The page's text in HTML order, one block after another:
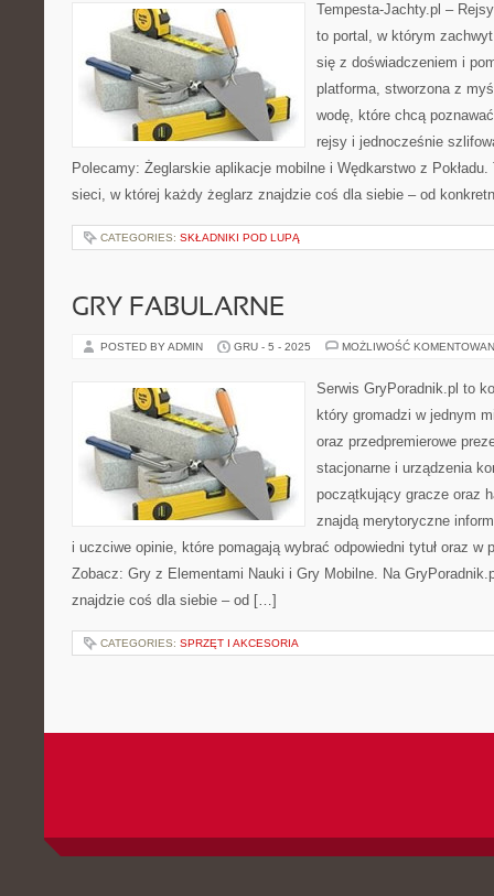
Tempesta-Jachty.pl –
to portal, w którym
się z doświadczeniem i
platforma, stworzona z
wodę, które chcą
rejsy i jednocześnie
Polecamy: Żeglarskie aplikacje mobilne i Wędkarstwo z
sieci, w której każdy żeglarz znajdzie coś dla siebie – od
CATEGORIES: SKŁADNIKI POD LUPĄ
GRY FABULARNE
POSTED BY ADMIN GRU - 5 - 2025 MOŻLIWOŚĆ
Serwis GryPoradnik.pl to
który gromadzi w jednym
oraz przedpremierowe
stacjonarne i urządzenia
początkujący gracze oraz
znajdą merytoryczne
i uczciwe opinie, które pomagają wybrać odpowiedni tytuł oraz w
Zobacz: Gry z Elementami Nauki i Gry Mobilne. Na
znajdzie coś dla siebie – od […]
CATEGORIES: SPRZĘT I AKCESORIA